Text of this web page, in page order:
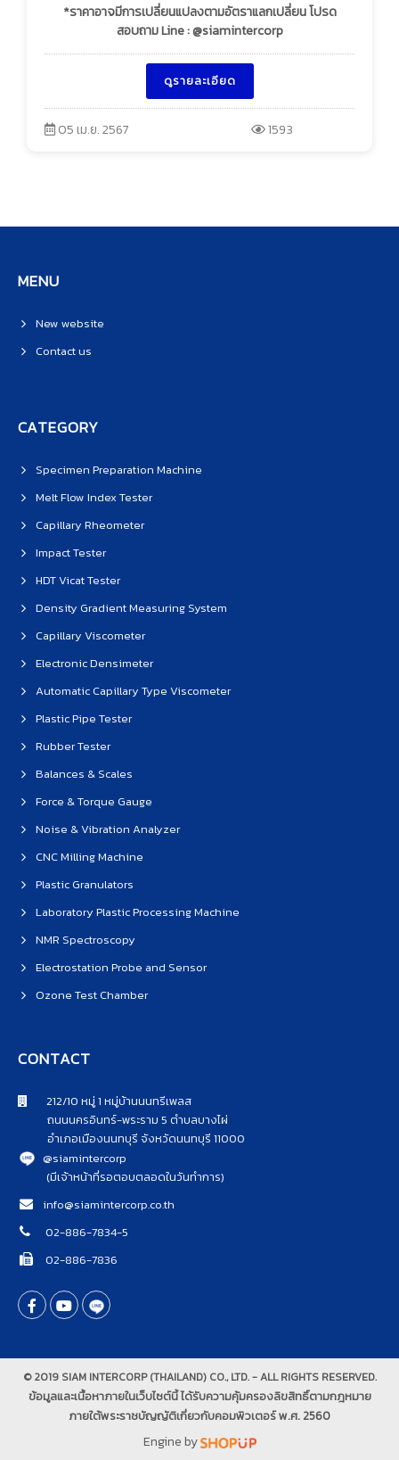
*ราคาอาจมีการเปลี่ยนแปลงตามอัตราแลกเปลี่ยน โปรด
สอบถาม Line : @siamintercorp
ดูรายละเอียด
05 เม.ย. 2567 1593
MENU
New website
Contact us
CATEGORY
Specimen Preparation Machine
Melt Flow Index Tester
Capillary Rheometer
Impact Tester
HDT Vicat Tester
Density Gradient Measuring System
Capillary Viscometer
Electronic Densimeter
Automatic Capillary Type Viscometer
Plastic Pipe Tester
Rubber Tester
Balances & Scales
Force & Torque Gauge
Noise & Vibration Analyzer
CNC Milling Machine
Plastic Granulators
Laboratory Plastic Processing Machine
NMR Spectroscopy
Electrostation Probe and Sensor
Ozone Test Chamber
CONTACT
212/10 หมู่ 1 หมู่บ้านนนทรีเพลส
ถนนนครอินทร์-พระราม 5 ตำบลบางไผ่
อำเภอเมืองนนทบุรี จังหวัดนนทบุรี 11000
@siamintercorp
(มีเจ้าหน้าที่รอตอบตลอดในวันทำการ)
info@siamintercorp.co.th
02-886-7834-5
02-886-7836
© 2019 SIAM INTERCORP (THAILAND) CO., LTD. - ALL RIGHTS RESERVED.
ข้อมูลและเนื้อหาภายในเว็บไซต์นี้ ได้รับความคุ้มครองลิขสิทธิ์ตามกฎหมาย
ภายใต้พระราชบัญญัติเกี่ยวกับคอมพิวเตอร์ พ.ศ. 2560
Engine by